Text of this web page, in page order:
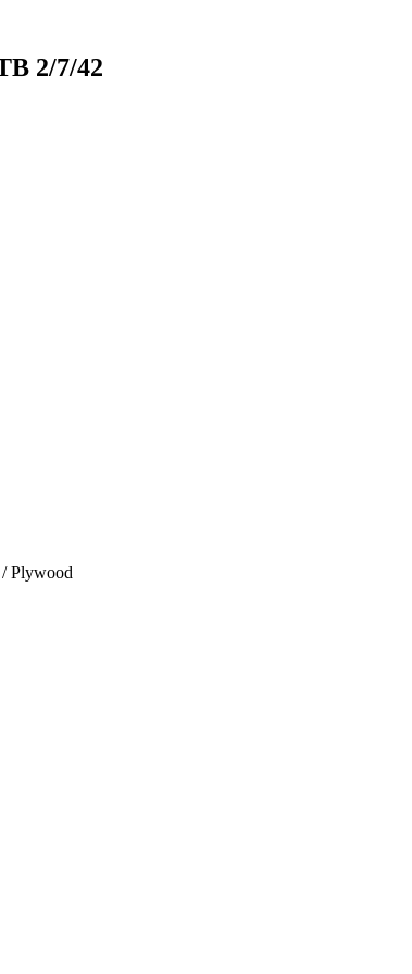
2/7/42
Plywood